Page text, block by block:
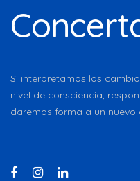
Si interpretamos los
nivel de consciencia,
daremos forma a un nuevo